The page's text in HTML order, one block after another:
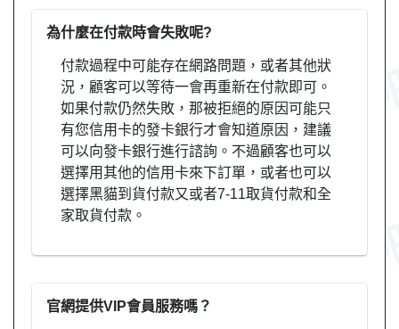
為什麼在付款時會失敗呢?
付款過程中可能存在網路問題，或者其他狀
況，顧客可以等待一會再重新在付款即可。
如果付款仍然失敗，那被拒絕的原因可能只
有您信用卡的發卡銀行才會知道原因，建議
可以向發卡銀行進行諮詢。不過顧客也可以
選擇用其他的信用卡來下訂單，或者也可以
選擇黑貓到貨付款又或者7-11取貨付款和全
家取貨付款。
官網提供VIP會員服務嗎？